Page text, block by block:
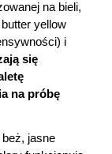
na bieli,
yellow
i
się
na próbę
jasne